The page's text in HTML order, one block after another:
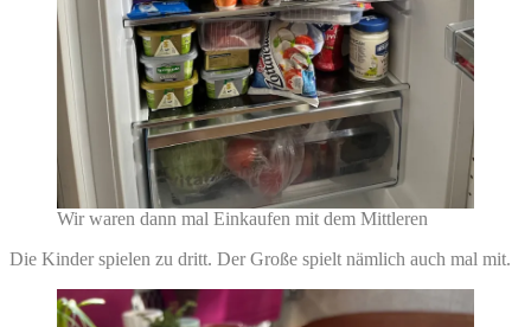
Wir waren dann mal Einkaufen mit dem Mittleren
Die Kinder spielen zu dritt. Der Große spielt nämlich auch mal mit.